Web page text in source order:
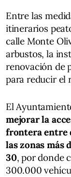
Entre las
itinerarios
calle Monte
arbustos, la
renovación de
para reducir el
El
mejorar la
frontera entre
las zonas más
30, por donde
300.000